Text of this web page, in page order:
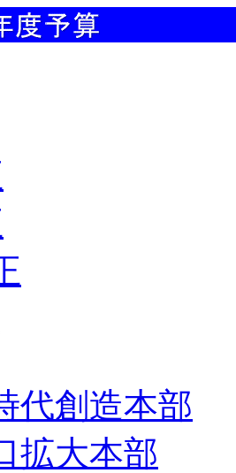
代創造本部
拡大本部